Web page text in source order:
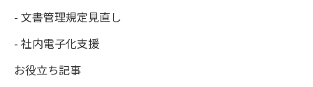
- 文書管理規定見直し
- 社内電子化支援
お役立ち記事